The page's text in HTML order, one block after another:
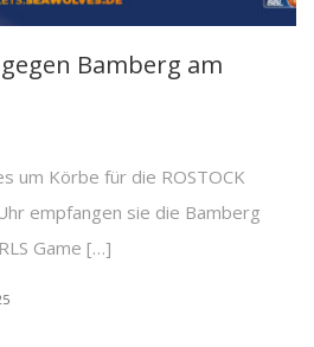
gegen Bamberg am
um Körbe für die ROSTOCK
empfangen sie die Bamberg
Game […]